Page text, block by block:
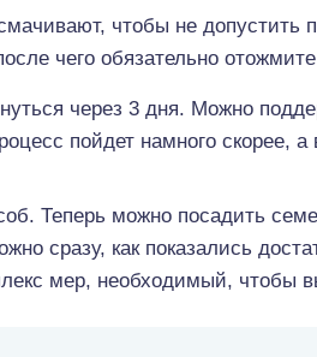
чтобы не допустить
чего обязательно
через 3 дня. Можно
пойдет намного скорее, а
Теперь можно посадить
сразу, как показались
мер, необходимый, чтобы